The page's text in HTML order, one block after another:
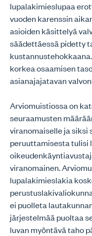
lupalakimieslupaa
vuoden karenssin
asioiden käsittelyä
säädettäessä pidetty
korkea osaamisen
asianajajatavan
Arviomuistiossa on
seuraamusten
viranomaiselle ja siksi
peruuttamisesta tulisi
viranomainen.
lupalakimieslakia
ei puolleta
järjestelmää puoltaa
luvan myöntävä taho